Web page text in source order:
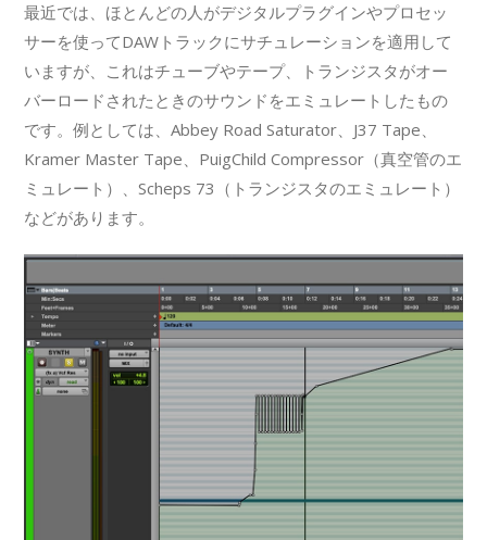
最近では、ほとんどの人がデジタルプラグインやプロセッ
サーを使ってDAWトラックにサチュレーションを適用して
いますが、これはチューブやテープ、トランジスタがオー
バーロードされたときのサウンドをエミュレートしたもの
です。例としては、Abbey Road Saturator、J37 Tape、
Kramer Master Tape、PuigChild Compressor（真空管のエ
ミュレート）、Scheps 73（トランジスタのエミュレート）
などがあります。